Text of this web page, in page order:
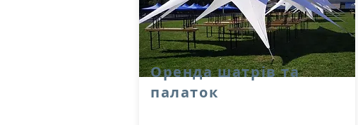
Оренда шатрів та
палаток